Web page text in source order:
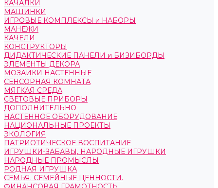
КАЧАЛКИ
МАШИНКИ
ИГРОВЫЕ КОМПЛЕКСЫ и НАБОРЫ
МАНЕЖИ
КАЧЕЛИ
КОНСТРУКТОРЫ
ДИДАКТИЧЕСКИЕ ПАНЕЛИ и БИЗИБОРДЫ
ЭЛЕМЕНТЫ ДЕКОРА
МОЗАИКИ НАСТЕННЫЕ
СЕНСОРНАЯ КОМНАТА
МЯГКАЯ СРЕДА
СВЕТОВЫЕ ПРИБОРЫ
ДОПОЛНИТЕЛЬНО
НАСТЕННОЕ ОБОРУДОВАНИЕ
НАЦИОНАЛЬНЫЕ ПРОЕКТЫ
ЭКОЛОГИЯ
ПАТРИОТИЧЕСКОЕ ВОСПИТАНИЕ
ИГРУШКИ-ЗАБАВЫ, НАРОДНЫЕ ИГРУШКИ
НАРОДНЫЕ ПРОМЫСЛЫ
РОДНАЯ ИГРУШКА
СЕМЬЯ. СЕМЕЙНЫЕ ЦЕННОСТИ.